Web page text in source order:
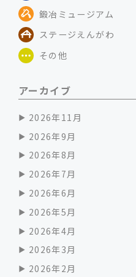
鍛冶ミュージアム
ステージえんがわ
その他
アーカイブ
2026年11月
2026年9月
2026年8月
2026年7月
2026年6月
2026年5月
2026年4月
2026年3月
2026年2月